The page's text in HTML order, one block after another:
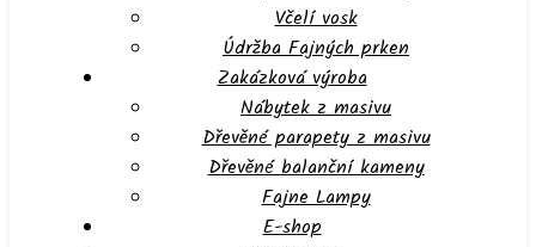
Včelí vosk
Údržba Fajných prken
Zakázková výroba
Nábytek z masivu
Dřevěné parapety z masivu
Dřevěné balanční kameny
Fajne Lampy
E-shop